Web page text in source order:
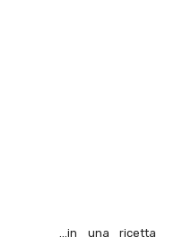
…in una ricetta